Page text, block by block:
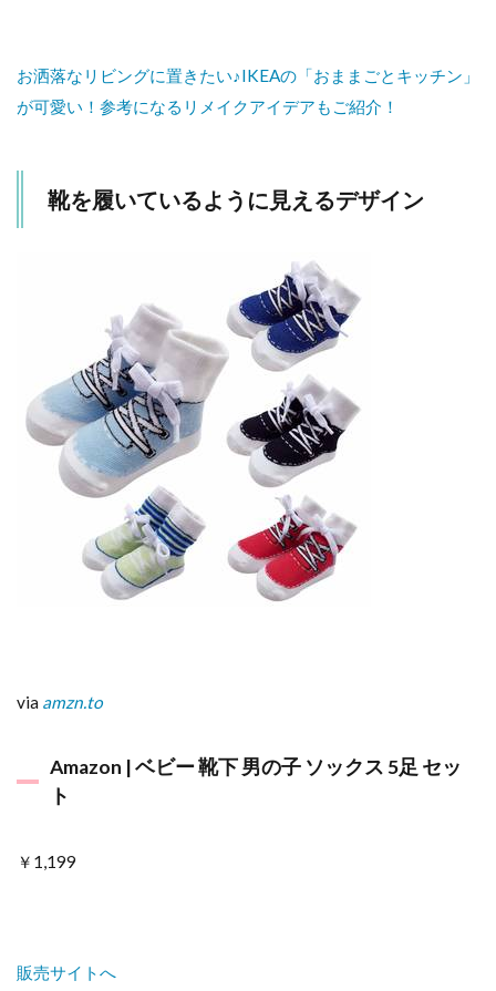
お洒落なリビングに置きたい♪IKEAの「おままごとキッチン」
が可愛い！参考になるリメイクアイデアもご紹介！
靴を履いているように見えるデザイン
via amzn.to
Amazon | ベビー 靴下 男の子 ソックス 5足 セッ
ト
￥1,199
販売サイトへ